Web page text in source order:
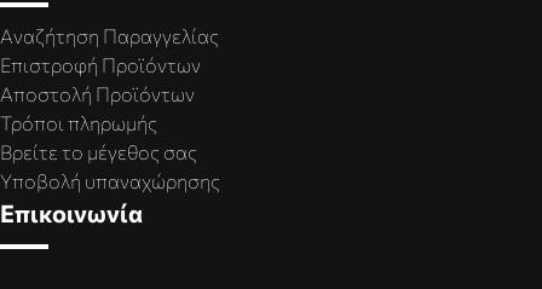
Αναζήτηση Παραγγελίας
Επιστροφή Προϊόντων
Αποστολή Προϊόντων
Τρόποι πληρωμής
Βρείτε το μέγεθος σας
Υποβολή υπαναχώρησης
Επικοινωνία